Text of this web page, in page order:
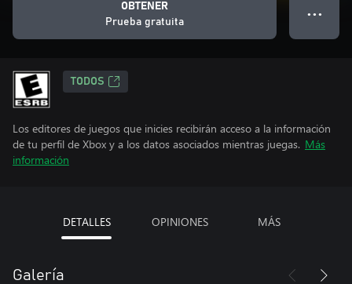
OBTENER
Prueba gratuita
● ● ●
TODOS
Los editores de juegos que inicies recibirán acceso a la información
de tu perfil de Xbox y a los datos asociados mientras juegas. Más
información
DETALLES OPINIONES MÁS
Galería